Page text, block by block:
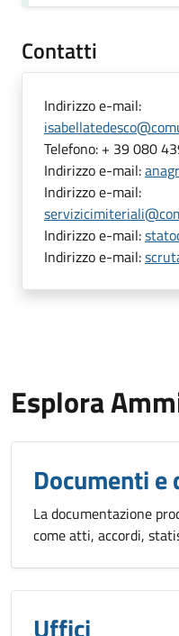
Contatti
Indirizzo e-mail:
Telefono: + 39 080
Indirizzo e-mail:
Indirizzo e-mail:
Indirizzo e-mail:
Indirizzo e-mail:
Esplora
Documenti e
La documentazione
come atti, accordi,